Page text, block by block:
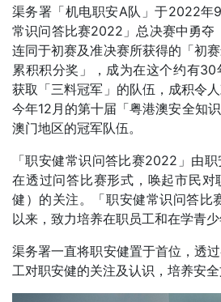
渠务署「机电职安A队」于2022年
常识问答比赛2022」总决赛中勇夺
连同于初赛及准决赛所获得的「初
累积积分奖」，成为在这个约有
获取「三料冠军」的队伍，成积令
今年12月的第十届「粤港澳安全知
澳门地区的冠军队伍。
「职安健常识问答比赛2022」由
在透过问答比赛形式，唤起市民对
健）的关注。「职安健常识问答比
以来，致力培养在职员工和在学青少
渠务署一直将职安健置于首位，透
工对职安健的关注及认识，培养安全